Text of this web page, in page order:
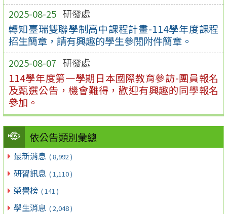
2025-08-25 研發處
轉知臺瑞雙聯學制高中課程計畫-114學年度課程
招生簡章，請有興趣的學生參閱附件簡章。
2025-08-07 研發處
114學年度第一學期日本國際教育參訪-團員報名
及甄選公告，機會難得，歡迎有興趣的同學報名
參加。
依公告類別彙總
最新消息 ( 8,992 )
研習訊息 ( 1,110 )
榮譽榜 ( 141 )
學生消息 ( 2,048 )